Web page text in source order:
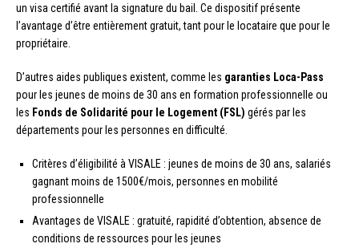
un visa certifié avant la signature du bail. Ce dispositif présente
l’avantage d’être entièrement gratuit, tant pour le locataire que pour le
propriétaire.
D’autres aides publiques existent, comme les garanties Loca-Pass
pour les jeunes de moins de 30 ans en formation professionnelle ou
les Fonds de Solidarité pour le Logement (FSL) gérés par les
départements pour les personnes en difficulté.
Critères d’éligibilité à VISALE : jeunes de moins de 30 ans, salariés
gagnant moins de 1500€/mois, personnes en mobilité
professionnelle
Avantages de VISALE : gratuité, rapidité d’obtention, absence de
conditions de ressources pour les jeunes